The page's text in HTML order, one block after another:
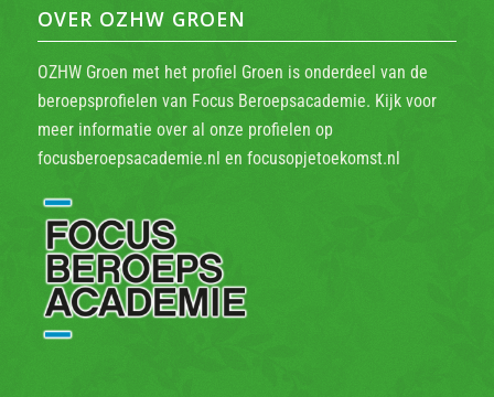
OVER OZHW GROEN
OZHW Groen met het profiel Groen is onderdeel van de
beroepsprofielen van Focus Beroepsacademie. Kijk voor
meer informatie over al onze profielen op
focusberoepsacademie.nl en focusopjetoekomst.nl